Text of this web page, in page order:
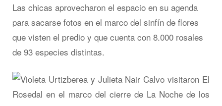
Las chicas aprovecharon el espacio en su agenda
para sacarse fotos en el marco del sinfín de flores
que visten el predio y que cuenta con 8.000 rosales
de 93 especies distintas.